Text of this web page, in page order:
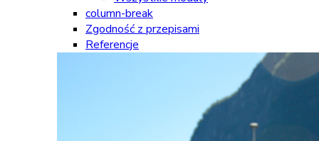
column-break
Zgodność z przepisami
Referencje